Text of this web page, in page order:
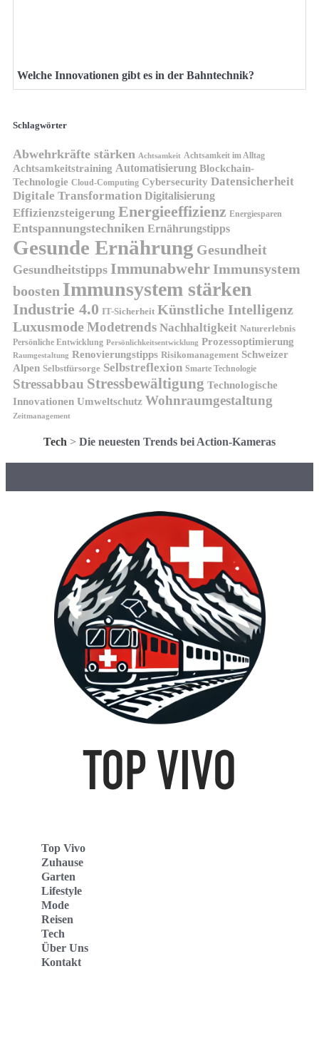
Welche Innovationen gibt es in der Bahntechnik?
Schlagwörter
Abwehrkräfte stärken Achtsamkeit Achtsamkeit im Alltag
Achtsamkeitstraining Automatisierung Blockchain-
Technologie Cloud-Computing Cybersecurity Datensicherheit
Digitale Transformation Digitalisierung
Effizienzsteigerung Energieeffizienz Energiesparen
Entspannungstechniken Ernährungstipps
Gesunde Ernährung Gesundheit
Gesundheitstipps Immunabwehr Immunsystem
boosten Immunsystem stärken
Industrie 4.0 IT-Sicherheit Künstliche Intelligenz
LuxusmodeModetrends Nachhaltigkeit Naturerlebnis
Persönliche Entwicklung Persönlichkeitsentwicklung Prozessoptimierung
Raumgestaltung Renovierungstipps Risikomanagement Schweizer
Alpen Selbstfürsorge Selbstreflexion Smarte Technologie
Stressabbau Stressbewältigung Technologische
Innovationen Umweltschutz Wohnraumgestaltung
Zeitmanagement
Tech > Die neuesten Trends bei Action-Kameras
Top Vivo
Zuhause
Garten
Lifestyle
Mode
Reisen
Tech
Über Uns
Kontakt